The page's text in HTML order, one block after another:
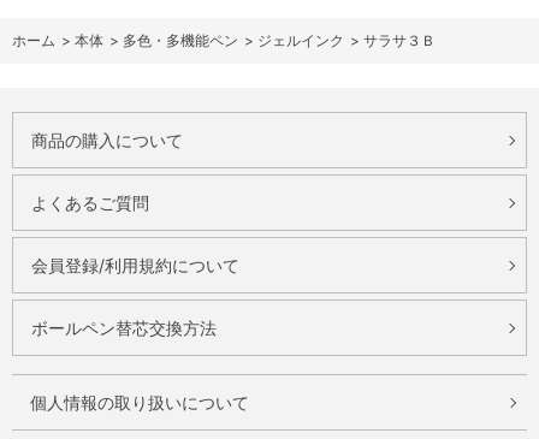
ホーム > 本体 > 多色・多機能ペン > ジェルインク > サラサ３Ｂ
商品の購入について
よくあるご質問
会員登録/利用規約について
ボールペン替芯交換方法
個人情報の取り扱いについて